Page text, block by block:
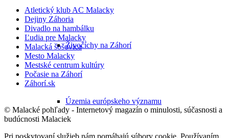
Živočíchy na Záhorí
Územia európskeho významu
Atletický klub AC Malacky
Dejiny Záhoria
Divadlo na hambálku
Ľudia pre Malacky
Malacká šošovica
Mesto Malacky
Mestské centrum kultúry
Počasie na Záhorí
Záhorí.sk
© Malacké pohľady - Internetový magazín o minulosti, súčasnosti a
budúcnosti Malaciek
Pri poskytovaní služieb nám pomáhajú súbory cookie. Používaním